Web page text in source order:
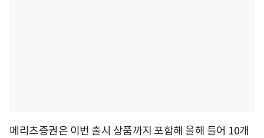
메리츠증권은 이번 출시 상품까지 포함해 올해 들어 10개